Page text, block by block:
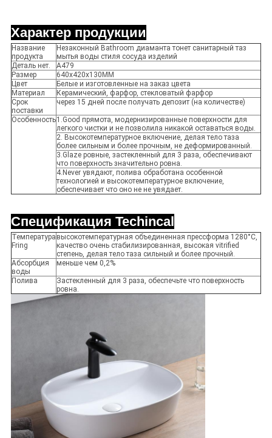
Характер продукции
Название
продукта
Незаконный Bathroom диаманта тонет санитарный таз
мытья воды стиля сосуда изделий
Деталь нет.
A479
Размер
640x420x130MM
Цвет
Белые и изготовленные на заказ цвета
Материал
Керамический, фарфор, стекловатый фарфор
Срок
поставки
через 15 дней после получать депозит (на количестве)
Особенность1.Good прямота, модернизированные поверхности для
легкого чистки и не позволила никакой оставаться воды.
2. Высокотемпературное включение, делая тело таза
более сильным и более прочным, не деформированный.
3.Glaze ровные, застекленный для 3 раза, обеспечивают
что поверхность значительно ровна.
4.Never увядают, полива обработана особенной
технологией и высокотемпературное включение,
обеспечивает что оно не не увядает.
Спецификация Techincal
Температура
Fring
высокотемпературная объединенная прессформа 1280°C,
качество очень стабилизированная, высокая vitrified
степень, делая тело таза сильный и более прочный.
Абсорбция
воды
меньше чем 0,2%
Полива
Застекленный для 3 раза, обеспечьте что поверхность
ровна.